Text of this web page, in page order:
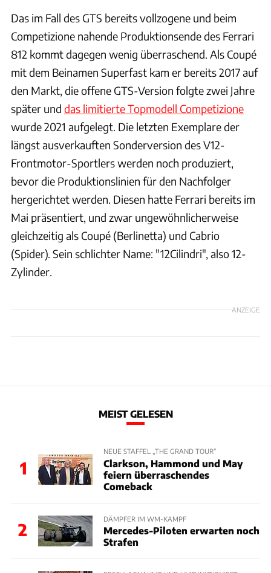
Das im Fall des GTS bereits vollzogene und beim
Competizione nahende Produktionsende des Ferrari
812 kommt dagegen wenig überraschend. Als Coupé
mit dem Beinamen Superfast kam er bereits 2017 auf
den Markt, die offene GTS-Version folgte zwei Jahre
später und das limitierte Topmodell Competizione
wurde 2021 aufgelegt. Die letzten Exemplare der
längst ausverkauften Sonderversion des V12-
Frontmotor-Sportlers werden noch produziert,
bevor die Produktionslinien für den Nachfolger
hergerichtet werden. Diesen hatte Ferrari bereits im
Mai präsentiert, und zwar ungewöhnlicherweise
gleichzeitig als Coupé (Berlinetta) und Cabrio
(Spider). Sein schlichter Name: "12Cilindri", also 12-
Zylinder.
ANZEIGE
MEIST GELESEN
1
NEUE STAFFEL „THE GRAND TOUR“
Clarkson, Hammond und May
feiern überraschendes
Comeback
2
DÄMPFER IM WM-KAMPF
Mercedes-Piloten erwarten noch
Strafen